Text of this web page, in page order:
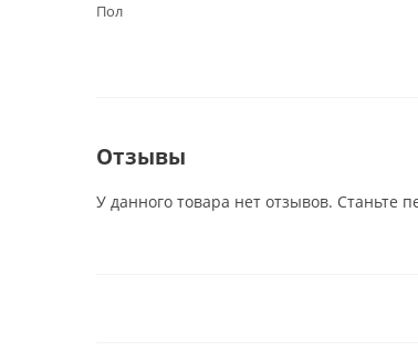
Пол
Отзывы
У данного товара нет отзывов. Станьте